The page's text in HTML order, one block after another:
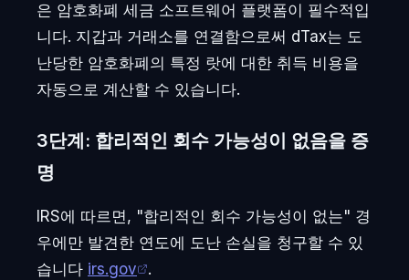
은 암호화폐 세금 소프트웨어 플랫폼이 필수적입
니다. 지갑과 거래소를 연결함으로써 dTax는 도
난당한 암호화폐의 특정 랏에 대한 취득 비용을
자동으로 계산할 수 있습니다.
3단계: 합리적인 회수 가능성이 없음을 증
명
IRS에 따르면, "합리적인 회수 가능성이 없는" 경
우에만 발견한 연도에 도난 손실을 청구할 수 있
습니다 irs.gov .